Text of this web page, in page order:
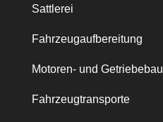
Sattlerei
Fahrzeugaufbereitung
Motoren- und Getriebebau
Fahrzeugtransporte